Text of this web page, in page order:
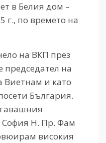
в Белия дом –
г., по времето на
на ВКП през
председател на
Виетнам и като
България.
София Н. Пр. Фам
високия